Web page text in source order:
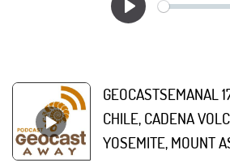
GEOCASTSEMANAL
CHILE, CADENA
YOSEMITE, MOUNT